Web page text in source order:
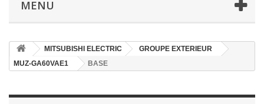
MENU
MITSUBISHI ELECTRIC
GROUPE EXTERIEUR
MUZ-GA60VAE1
BASE